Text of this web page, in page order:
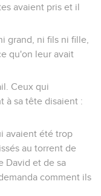
avaient pris et il
grand, ni fils ni fille,
qu'on leur avait
Ceux qui
à sa tête disaient :
avaient été trop
au torrent de
David et de sa
comment ils